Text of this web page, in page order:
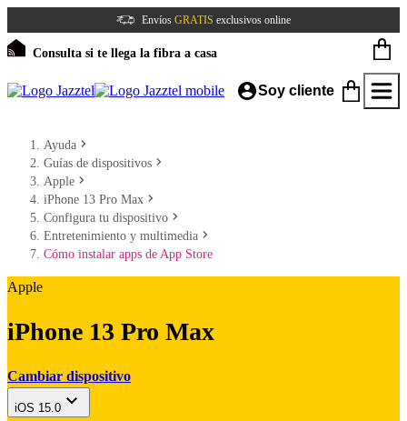
Envíos GRATIS exclusivos online
Consulta si te llega la fibra a casa
Soy cliente
Ayuda
Guías de dispositivos
Apple
iPhone 13 Pro Max
Configura tu dispositivo
Entretenimiento y multimedia
Cómo instalar apps de App Store
Apple
iPhone 13 Pro Max
Cambiar dispositivo
iOS 15.0